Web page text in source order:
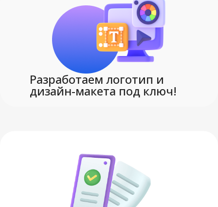
Разработаем логотип и
дизайн-макета под ключ!